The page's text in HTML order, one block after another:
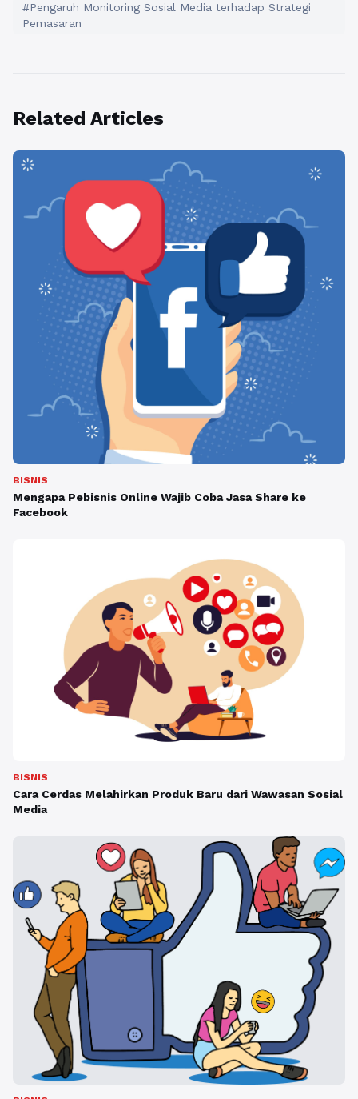
#Pengaruh Monitoring Sosial Media terhadap Strategi
Pemasaran
Related Articles
BISNIS
Mengapa Pebisnis Online Wajib Coba Jasa Share ke
Facebook
BISNIS
Cara Cerdas Melahirkan Produk Baru dari Wawasan Sosial
Media